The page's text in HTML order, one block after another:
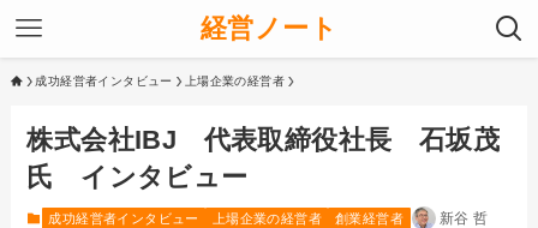
経営ノート
成功経営者インタビュー 上場企業の経営者
株式会社IBJ 代表取締役社長 石坂茂
氏 インタビュー
成功経営者インタビュー 上場企業の経営者 創業経営者 新谷 哲